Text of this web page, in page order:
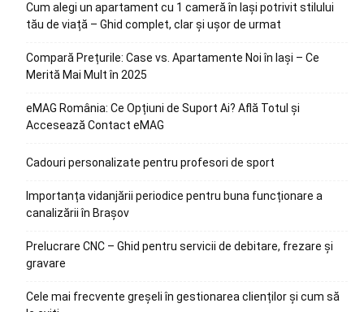
Cum alegi un apartament cu 1 cameră în Iași potrivit stilului
tău de viață – Ghid complet, clar și ușor de urmat
Compară Prețurile: Case vs. Apartamente Noi în Iași – Ce
Merită Mai Mult în 2025
eMAG România: Ce Opțiuni de Suport Ai? Află Totul și
Accesează Contact eMAG
Cadouri personalizate pentru profesori de sport
Importanța vidanjării periodice pentru buna funcționare a
canalizării în Brașov
Prelucrare CNC – Ghid pentru servicii de debitare, frezare și
gravare
Cele mai frecvente greșeli în gestionarea clienților și cum să